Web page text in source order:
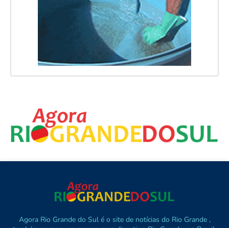
Agora Rio Grande do Sul é o site de notícias do Rio Grande ,